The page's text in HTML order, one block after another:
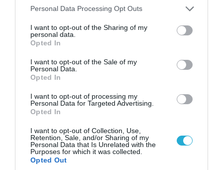
Please note that this website/app uses one or more Google
not limited to your visit or usage behaviour. You may click to
grant or deny consent to Google and its third-party tags to
use your data for below specified purposes in below Google
consent section.
Personal Data Processing Opt Outs
I want to opt-out of the Sharing of my
personal data.
Opted In
I want to opt-out of the Sale of my
Personal Data.
Opted In
I want to opt-out of processing my
Personal Data for Targeted Advertising.
Opted In
I want to opt-out of Collection, Use,
Retention, Sale, and/or Sharing of my
Personal Data that Is Unrelated with the
Purposes for which it was collected.
Opted Out
Ο Γιάννης Αλαφούζος «τέλειωσε» τον
Κωνσταντίνο Ζούλα από τον ΣΚΑΪ – Ο λόγος της